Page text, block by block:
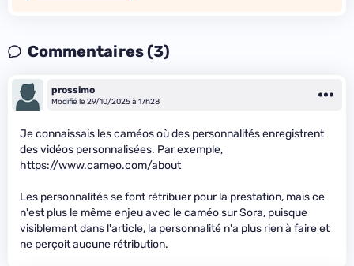
Commentaires (3)
prossimo
Modifié le 29/10/2025 à 17h28
Je connaissais les caméos où des personnalités enregistrent
des vidéos personnalisées. Par exemple,
https://www.cameo.com/about
Les personnalités se font rétribuer pour la prestation, mais ce
n'est plus le même enjeu avec le caméo sur Sora, puisque
visiblement dans l'article, la personnalité n'a plus rien à faire et
ne perçoit aucune rétribution.